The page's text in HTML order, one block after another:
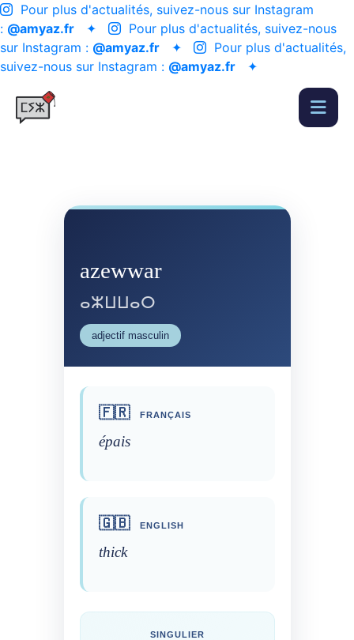
Pour plus d'actualités, suivez-nous sur Instagram
: @amyaz.fr ✦
Pour plus d'actualités, suivez-nous
sur Instagram : @amyaz.fr ✦
Pour plus d'actualités,
suivez-nous sur Instagram : @amyaz.fr ✦
azewwar
ⴰⵣⵡⵡⴰⵔ
adjectif masculin
🇫🇷 FRANÇAIS
épais
🇬🇧 ENGLISH
thick
SINGULIER